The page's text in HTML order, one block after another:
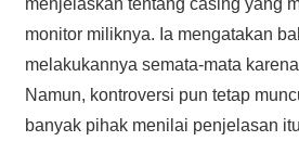
menjelaskan tentang casing yang
monitor miliknya. Ia mengatakan
melakukannya semata-mata
Namun, kontroversi pun tetap
banyak pihak menilai penjelasan